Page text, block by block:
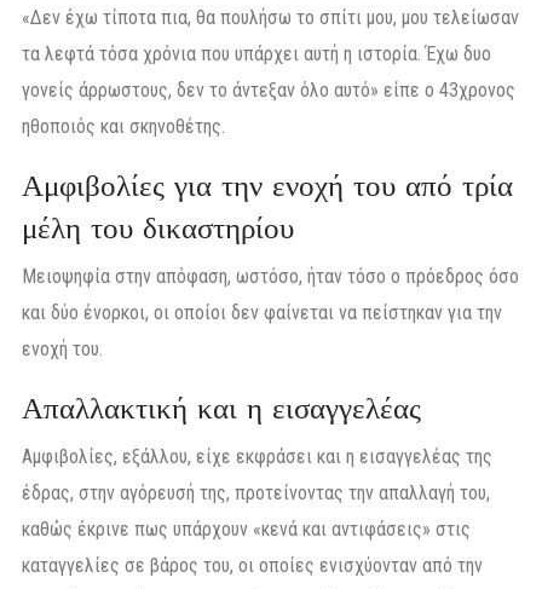
«Δεν έχω τίποτα πια, θα πουλήσω το σπίτι μου, μου τελείωσαν
τα λεφτά τόσα χρόνια που υπάρχει αυτή η ιστορία. Έχω δυο
γονείς άρρωστους, δεν το άντεξαν όλο αυτό» είπε ο 43χρονος
ηθοποιός και σκηνοθέτης.
Αμφιβολίες για την ενοχή του από τρία
μέλη του δικαστηρίου
Μειοψηφία στην απόφαση, ωστόσο, ήταν τόσο ο πρόεδρος όσο
και δύο ένορκοι, οι οποίοι δεν φαίνεται να πείστηκαν για την
ενοχή του.
Απαλλακτική και η εισαγγελέας
Αμφιβολίες, εξάλλου, είχε εκφράσει και η εισαγγελέας της
έδρας, στην αγόρευσή της, προτείνοντας την απαλλαγή του,
καθώς έκρινε πως υπάρχουν «κενά και αντιφάσεις» στις
καταγγελίες σε βάρος του, οι οποίες ενισχύονταν από την